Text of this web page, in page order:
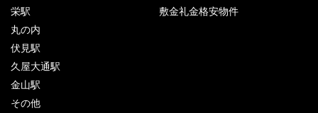
栄駅
丸の内
伏見駅
久屋大通駅
金山駅
その他
敷金礼金格安物件